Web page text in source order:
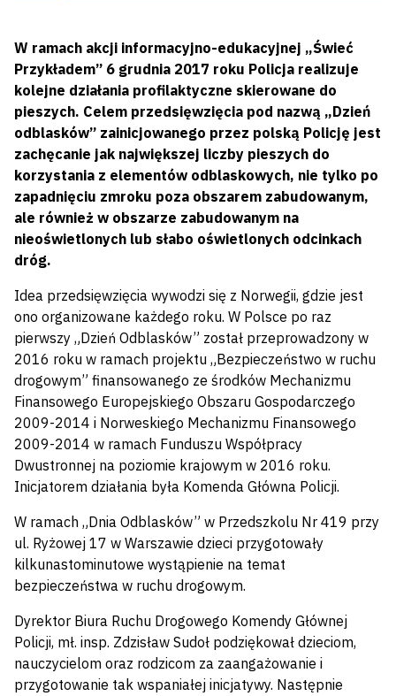
W ramach akcji informacyjno-edukacyjnej „Świeć
Przykładem” 6 grudnia 2017 roku Policja realizuje
kolejne działania profilaktyczne skierowane do
pieszych. Celem przedsięwzięcia pod nazwą „Dzień
odblasków” zainicjowanego przez polską Policję jest
zachęcanie jak największej liczby pieszych do
korzystania z elementów odblaskowych, nie tylko po
zapadnięciu zmroku poza obszarem zabudowanym,
ale również w obszarze zabudowanym na
nieoświetlonych lub słabo oświetlonych odcinkach
dróg.
Idea przedsięwzięcia wywodzi się z Norwegii, gdzie jest
ono organizowane każdego roku. W Polsce po raz
pierwszy „Dzień Odblasków” został przeprowadzony w
2016 roku w ramach projektu „Bezpieczeństwo w ruchu
drogowym” finansowanego ze środków Mechanizmu
Finansowego Europejskiego Obszaru Gospodarczego
2009-2014 i Norweskiego Mechanizmu Finansowego
2009-2014 w ramach Funduszu Współpracy
Dwustronnej na poziomie krajowym w 2016 roku.
Inicjatorem działania była Komenda Główna Policji.
W ramach „Dnia Odblasków” w Przedszkolu Nr 419 przy
ul. Ryżowej 17 w Warszawie dzieci przygotowały
kilkunastominutowe wystąpienie na temat
bezpieczeństwa w ruchu drogowym.
Dyrektor Biura Ruchu Drogowego Komendy Głównej
Policji, mł. insp. Zdzisław Sudoł podziękował dzieciom,
nauczycielom oraz rodzicom za zaangażowanie i
przygotowanie tak wspaniałej inicjatywy. Następnie